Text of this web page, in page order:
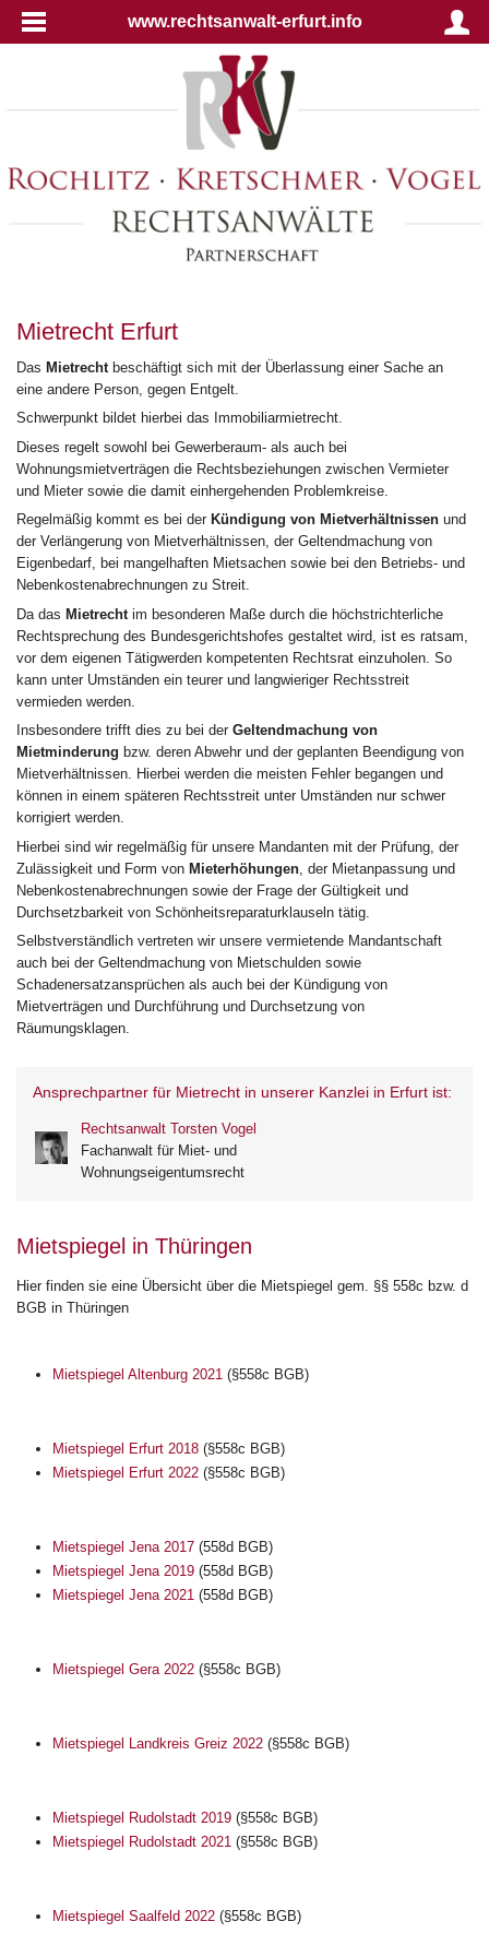
www.rechtsanwalt-erfurt.info
Mietrecht Erfurt
Das Mietrecht beschäftigt sich mit der Überlassung einer Sache an
eine andere Person, gegen Entgelt.
Schwerpunkt bildet hierbei das Immobiliarmietrecht.
Dieses regelt sowohl bei Gewerberaum- als auch bei
Wohnungsmietverträgen die Rechtsbeziehungen zwischen Vermieter
und Mieter sowie die damit einhergehenden Problemkreise.
Regelmäßig kommt es bei der Kündigung von Mietverhältnissen und
der Verlängerung von Mietverhältnissen, der Geltendmachung von
Eigenbedarf, bei mangelhaften Mietsachen sowie bei den Betriebs- und
Nebenkostenabrechnungen zu Streit.
Da das Mietrecht im besonderen Maße durch die höchstrichterliche
Rechtsprechung des Bundesgerichtshofes gestaltet wird, ist es ratsam,
vor dem eigenen Tätigwerden kompetenten Rechtsrat einzuholen. So
kann unter Umständen ein teurer und langwieriger Rechtsstreit
vermieden werden.
Insbesondere trifft dies zu bei der Geltendmachung von
Mietminderung bzw. deren Abwehr und der geplanten Beendigung von
Mietverhältnissen. Hierbei werden die meisten Fehler begangen und
können in einem späteren Rechtsstreit unter Umständen nur schwer
korrigiert werden.
Hierbei sind wir regelmäßig für unsere Mandanten mit der Prüfung, der
Zulässigkeit und Form von Mieterhöhungen , der Mietanpassung und
Nebenkostenabrechnungen sowie der Frage der Gültigkeit und
Durchsetzbarkeit von Schönheitsreparaturklauseln tätig.
Selbstverständlich vertreten wir unsere vermietende Mandantschaft
auch bei der Geltendmachung von Mietschulden sowie
Schadenersatzansprüchen als auch bei der Kündigung von
Mietverträgen und Durchführung und Durchsetzung von
Räumungsklagen.
Ansprechpartner für Mietrecht in unserer Kanzlei in Erfurt ist:
Rechtsanwalt Torsten Vogel
Fachanwalt für Miet- und
Wohnungseigentumsrecht
Mietspiegel in Thüringen
Hier finden sie eine Übersicht über die Mietspiegel gem. §§ 558c bzw. d
BGB in Thüringen
Mietspiegel Altenburg 2021 (§558c BGB)
Mietspiegel Erfurt 2018(§558c BGB)
Mietspiegel Erfurt 2022(§558c BGB)
Mietspiegel Jena 2017(558d BGB)
Mietspiegel Jena 2019(558d BGB)
Mietspiegel Jena 2021 (558d BGB)
Mietspiegel Gera 2022(§558c BGB)
Mietspiegel Landkreis Greiz 2022(§558c BGB)
Mietspiegel Rudolstadt 2019(§558c BGB)
Mietspiegel Rudolstadt 2021 (§558c BGB)
Mietspiegel Saalfeld 2022(§558c BGB)